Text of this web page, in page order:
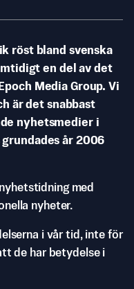
röst bland svenska
en del av det
Media Group. Vi
är det snabbast
nyhetsmedier i
år 2006
med
nyheter.
i vår tid, inte för
de har betydelse i